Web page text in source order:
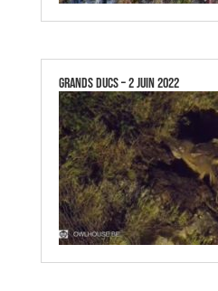
GRANDS DUCS – 2 JUIN 2022